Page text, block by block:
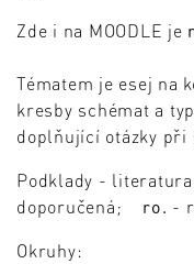
Zde i na MOODLE je
Tématem je esej na
kresby schémat a
doplňující otázky
Podklady -
doporučená; ro. -
Okruhy: